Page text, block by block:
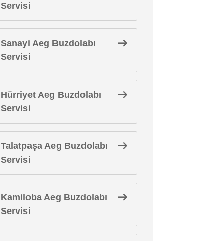
Servisi
Sanayi Aeg Buzdolabı
Servisi
Hürriyet Aeg Buzdolabı
Servisi
Talatpaşa Aeg Buzdolabı
Servisi
Kamiloba Aeg Buzdolabı
Servisi